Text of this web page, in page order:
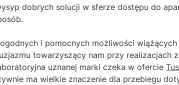
dobrych solucji w sferze dostępu do
i pomocnych możliwości
towarzyszący nam przy realizacjach
uznanej marki czeka w ofercie
ma wielkie znaczenie dla przebiegu